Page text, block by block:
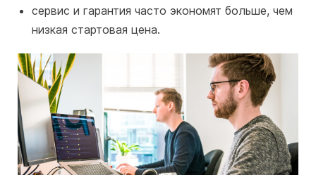
сервис и гарантия часто экономят больше, чем
низкая стартовая цена.